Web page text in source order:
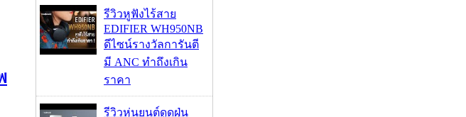
รีวิวหูฟังไร้สาย
EDIFIER WH950NB
ดีไซน์รางวัลการันตี
มี ANC ทำถึงเกิน
ราคา
รีวิวหุ่นยนต์ดูดฝุ่น